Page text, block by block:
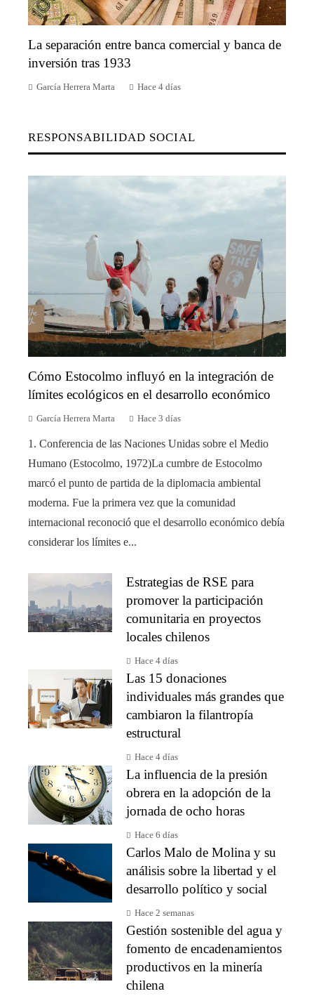
La separación entre banca comercial y banca de
inversión tras 1933
García Herrera Marta Hace 4 días
RESPONSABILIDAD SOCIAL
Cómo Estocolmo influyó en la integración de
límites ecológicos en el desarrollo económico
García Herrera Marta Hace 3 días
1. Conferencia de las Naciones Unidas sobre el Medio
Humano (Estocolmo, 1972)La cumbre de Estocolmo
marcó el punto de partida de la diplomacia ambiental
moderna. Fue la primera vez que la comunidad
internacional reconoció que el desarrollo económico debía
considerar los límites e...
Estrategias de RSE para
promover la participación
comunitaria en proyectos
locales chilenos
Hace 4 días
Las 15 donaciones
individuales más grandes que
cambiaron la filantropía
estructural
Hace 4 días
La influencia de la presión
obrera en la adopción de la
jornada de ocho horas
Hace 6 días
Carlos Malo de Molina y su
análisis sobre la libertad y el
desarrollo político y social
Hace 2 semanas
Gestión sostenible del agua y
fomento de encadenamientos
productivos en la minería
chilena